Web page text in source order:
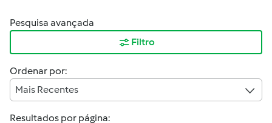
Pesquisa avançada
Filtro
Ordenar por:
Mais Recentes
Resultados por página: